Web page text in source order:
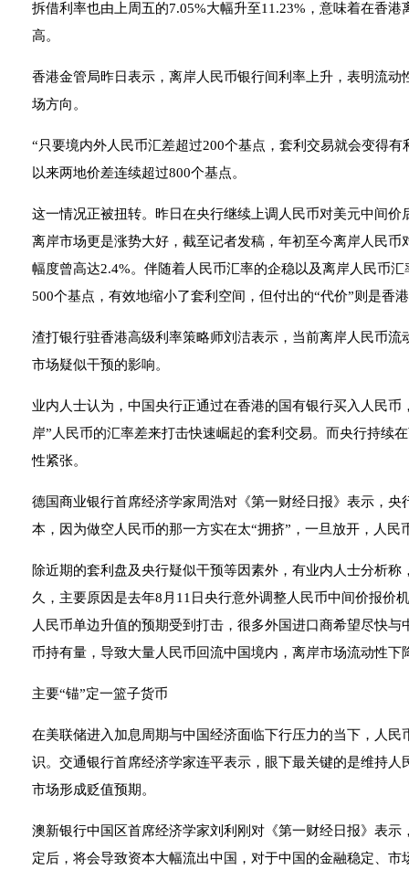
拆借利率也由上周五的7.05%大幅升至11.23%，意味着在香
高。
香港金管局昨日表示，离岸人民币银行间利率上升，表明流
场方向。
“只要境内外人民币汇差超过200个基点，套利交易就会变得
以来两地价差连续超过800个基点。
这一情况正被扭转。昨日在央行继续上调人民币对美元中间价
离岸市场更是涨势大好，截至记者发稿，年初至今离岸人民币
幅度曾高达2.4%。伴随着人民币汇率的企稳以及离岸人民币
500个基点，有效地缩小了套利空间，但付出的“代价”则是香
渣打银行驻香港高级利率策略师刘洁表示，当前离岸人民币
市场疑似干预的影响。
业内人士认为，中国央行正通过在香港的国有银行买入人民币
岸”人民币的汇率差来打击快速崛起的套利交易。而央行持续
性紧张。
德国商业银行首席经济学家周浩对《第一财经日报》表示，
本，因为做空人民币的那一方实在太“拥挤”，一旦放开，人民
除近期的套利盘及央行疑似干预等因素外，有业内人士分析
久，主要原因是去年8月11日央行意外调整人民币中间价报价
人民币单边升值的预期受到打击，很多外国进口商希望尽快
币持有量，导致大量人民币回流中国境内，离岸市场流动性下
主要“锚”定一篮子货币
在美联储进入加息周期与中国经济面临下行压力的当下，人
识。交通银行首席经济学家连平表示，眼下最关键的是维持
市场形成贬值预期。
澳新银行中国区首席经济学家刘利刚对《第一财经日报》表
定后，将会导致资本大幅流出中国，对于中国的金融稳定、